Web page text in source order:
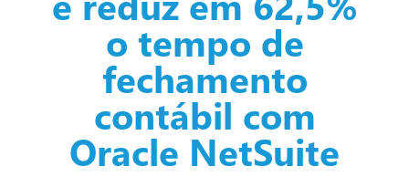
o tempo de
fechamento
contábil com
Oracle NetSuite